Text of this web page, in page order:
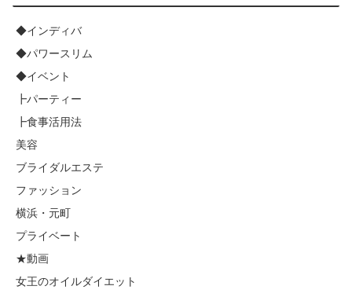
◆インディバ
◆パワースリム
◆イベント
┣パーティー
┣食事活用法
美容
ブライダルエステ
ファッション
横浜・元町
プライベート
★動画
女王のオイルダイエット